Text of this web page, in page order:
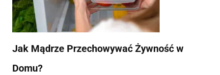
Jak Mądrze Przechowywać Żywność w
Domu?